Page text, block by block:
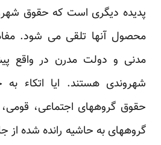
پدیده دیگری است که حقوق
محصول آنها تلقی می شود.
مدنی و دولت مدرن در واقع
شهروندی هستند. ایا اتکاء
حقوق گروههای اجتماعی،
گروههای به حاشیه رانده شده از